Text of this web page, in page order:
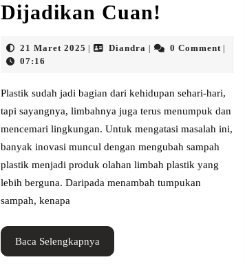
Dijadikan Cuan!
Limbah
Plastik
yang
Bisa
Dijadikan
Cuan!
21 Maret 2025 21
Diandra Diandra0 Comment
07:16
Plastik sudah jadi bagian dari kehidupan sehari-hari,
tapi sayangnya, limbahnya juga terus menumpuk dan
mencemari lingkungan. Untuk mengatasi masalah ini,
banyak inovasi muncul dengan mengubah sampah
plastik menjadi produk olahan limbah plastik yang
lebih berguna. Daripada menambah tumpukan
sampah, kenapa
Baca Selengkapnya
Selengkapnya